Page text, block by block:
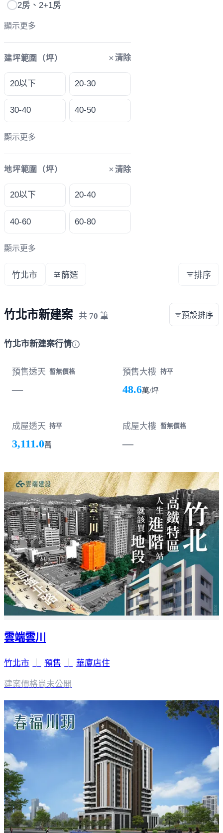
2房、2+1房
顯示更多
建坪範圍（坪） 清除
20以下 20-30
30-40 40-50
顯示更多
地坪範圍（坪） 清除
20以下 20-40
40-60 60-80
顯示更多
竹北市 篩選 排序
竹北市新建案 共 70 筆 預設排序
竹北市新建案行情
預售透天 暫無價格
—
預售大樓 持平
48.6萬/坪
成屋透天 持平
3,111.0萬
成屋大樓 暫無價格
—
載入失敗，請重新整理
雲端雲川
竹北市 預售 華廈店住
建案價格尚未公開